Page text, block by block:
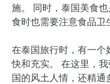
施。 同时，泰国美食
食时也需要注意食品卫
在泰国旅行时，有一个
快和充实。 在这里，
国的风土人情，还精